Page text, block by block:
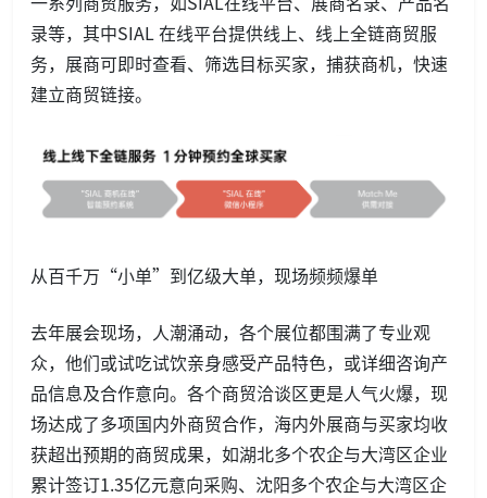
录等，其中SIAL 在线平台提供线上、线上全链商贸服
务，展商可即时查看、筛选目标买家，捕获商机，快速
建立商贸链接。
从百千万“小单”到亿级大单，现场频频爆单
去年展会现场，人潮涌动，各个展位都围满了专业观
众，他们或试吃试饮亲身感受产品特色，或详细咨询产
品信息及合作意向。各个商贸洽谈区更是人气火爆，现
场达成了多项国内外商贸合作，海内外展商与买家均收
获超出预期的商贸成果，如湖北多个农企与大湾区企业
累计签订1.35亿元意向采购、沈阳多个农企与大湾区企